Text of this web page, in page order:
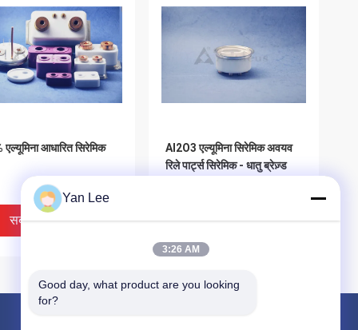
एल्यूमिना आधारित सिरेमिक
सबसे अच्छी कीमत
Al2O3 एल्यूमिना सिरेमिक अवयव
रिले पार्ट्स सिरेमिक - धातु ब्रेज़्ड
सबसे अच्छी कीमत
Yan Lee
3:26 AM
Good day, what product are you looking
for?